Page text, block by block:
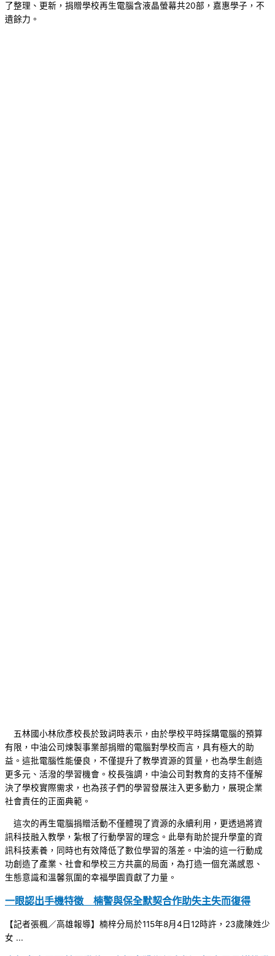
了整理、更新，捐贈學校再生電腦含液晶螢幕共20部，嘉惠學子，不
遺餘力。
五林國小林欣彥校長於致詞時表示，由於學校平時採購電腦的預算
有限，中油公司煉製事業部捐贈的電腦對學校而言，具有極大的助
益。這批電腦性能優良，不僅提升了教學資源的質量，也為學生創造
更多元、活潑的學習機會。校長強調，中油公司對教育的支持不僅解
決了學校實際需求，也為孩子們的學習發展注入更多動力，展現企業
社會責任的正面典範。
這次的再生電腦捐贈活動不僅體現了資源的永續利用，更透過將資
訊科技融入教學，紮根了行動學習的理念。此舉有助於提升學童的資
訊科技素養，同時也有效降低了數位學習的落差。中油的這一行動成
功創造了產業、社會和學校三方共贏的局面，為打造一個充滿感恩、
生態意識和溫馨氛圍的幸福學園貢獻了力量。
一眼認出手機特徵 楠警與保全默契合作助失主失而復得
【記者張楓／高雄報導】楠梓分局於115年8月4日12時許，23歲陳姓少
女 ...